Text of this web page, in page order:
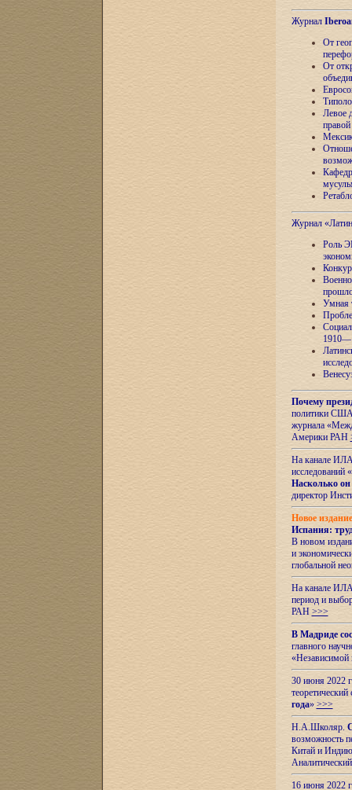
Журнал
От
От
Левое
Журнал
Роль
Умная
Почему
политики США
журнала
Америки РАН
На канале ИЛА
исследований «
Насколько он
директор
Новое
Испания:
В новом
и
глобальной
На канале
период и
РАН >>>
В Мадриде
главного
«Независимой
30 июня 2022
года» >>>
Н.А.Школяр.
возможность
Китай и
16 июня 2022